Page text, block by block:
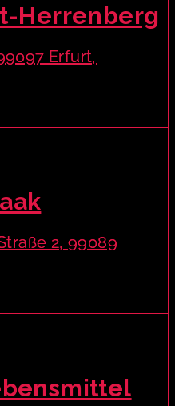
Herrenberg
Erfurt,
2, 99089